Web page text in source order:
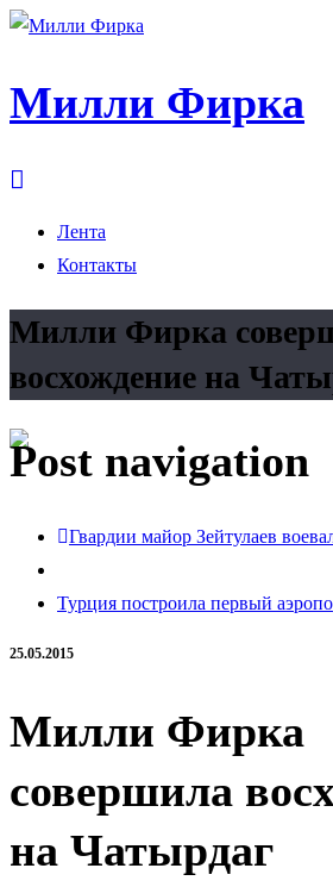
Милли Фирка
Лента
Контакты
Милли Фирка
восхождение на
Post navigation
Гвардии майор Зейтулаев
Турция построила первый
25.05.2015
Милли Фирка
совершила
на Чатырдаг